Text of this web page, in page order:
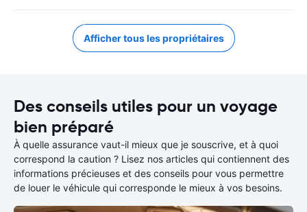
Afficher tous les propriétaires
Des conseils utiles pour un voyage
bien préparé
À quelle assurance vaut-il mieux que je souscrive, et à quoi
correspond la caution ? Lisez nos articles qui contiennent des
informations précieuses et des conseils pour vous permettre
de louer le véhicule qui corresponde le mieux à vos besoins.